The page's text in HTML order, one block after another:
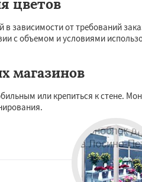
цветов
от требований
с объемом и условиями
магазинов
или крепиться к стене.